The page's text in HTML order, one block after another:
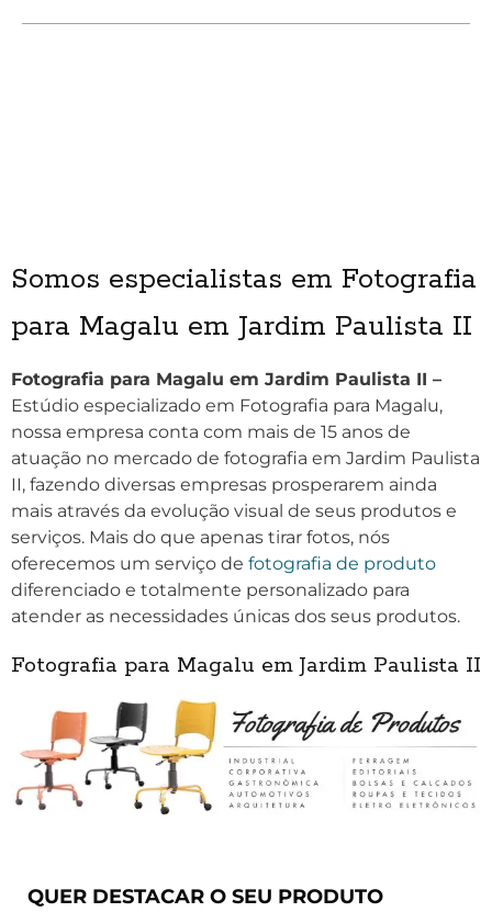
Somos especialistas em Fotografia
para Magalu em Jardim Paulista II
Fotografia para Magalu em Jardim Paulista II –
Estúdio especializado em Fotografia para Magalu,
nossa empresa conta com mais de 15 anos de
atuação no mercado de fotografia em Jardim Paulista
II, fazendo diversas empresas prosperarem ainda
mais através da evolução visual de seus produtos e
serviços. Mais do que apenas tirar fotos, nós
oferecemos um serviço de fotografia de produto
diferenciado e totalmente personalizado para
atender as necessidades únicas dos seus produtos.
Fotografia para Magalu em Jardim Paulista II
QUER DESTACAR O SEU PRODUTO